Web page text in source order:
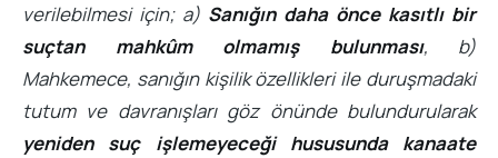
verilebilmesi için; a) Sanığın daha önce kasıtlı bir
suçtan mahkûm olmamış bulunması, b)
Mahkemece, sanığın kişilik özellikleri ile duruşmadaki
tutum ve davranışları göz önünde bulundurularak
yeniden suç işlemeyeceği hususunda kanaate